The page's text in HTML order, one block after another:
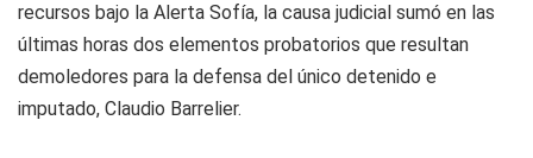
recursos bajo la Alerta Sofía, la causa judicial sumó en las
últimas horas dos elementos probatorios que resultan
demoledores para la defensa del único detenido e
imputado, Claudio Barrelier.